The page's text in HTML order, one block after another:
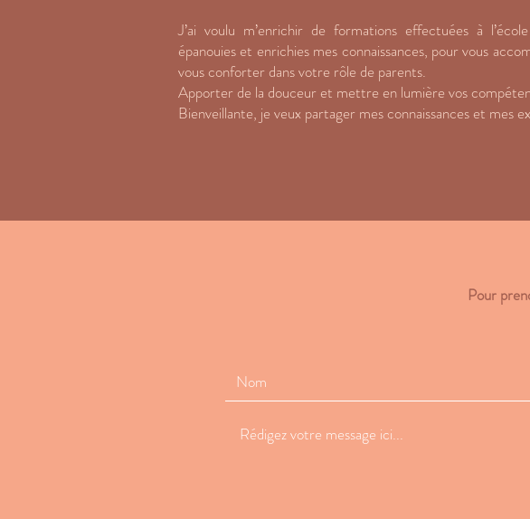
J’ai voulu m’enrichir de formations effectuées à
épanouies et enrichies mes connaissances, pour vous
vous conforter dans votre rôle de parents.
Apporter de la douceur et mettre en lumière vos
Bienveillante, je veux partager mes connaissances et mes
Pour